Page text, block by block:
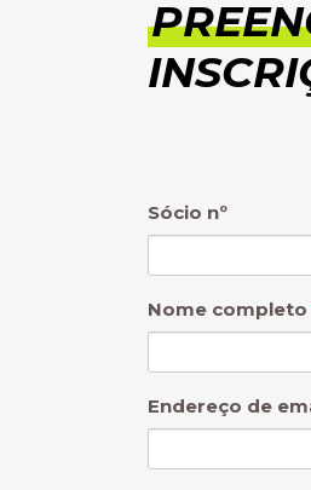
Sócio nº
Nome completo
Endereço de